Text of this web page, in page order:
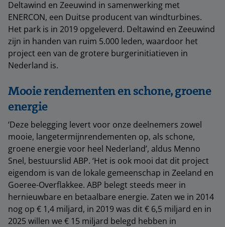
Deltawind en Zeeuwind in samenwerking met
ENERCON, een Duitse producent van windturbines.
Het park is in 2019 opgeleverd. Deltawind en Zeeuwind
zijn in handen van ruim 5.000 leden, waardoor het
project een van de grotere burgerinitiatieven in
Nederland is.
Mooie rendementen en schone, groene
energie
‘Deze belegging levert voor onze deelnemers zowel
mooie, langetermijnrendementen op, als schone,
groene energie voor heel Nederland’, aldus Menno
Snel, bestuurslid ABP. ‘Het is ook mooi dat dit project
eigendom is van de lokale gemeenschap in Zeeland en
Goeree-Overflakkee. ABP belegt steeds meer in
hernieuwbare en betaalbare energie. Zaten we in 2014
nog op € 1,4 miljard, in 2019 was dit € 6,5 miljard en in
2025 willen we € 15 miljard belegd hebben in